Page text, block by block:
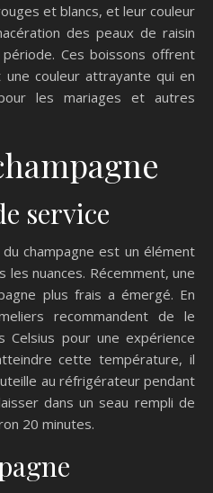
et blancs, et leur couleur
des peaux de raisin
Ces boissons offrent
couleur attrayante qui en
les mariages et autres
service
champagne est un élément
nuances. Récemment, une
plus frais a émergé. En
recommandent de le
pour une expérience
cette température, il
au réfrigérateur pendant
dans un seau rempli de
20 minutes.